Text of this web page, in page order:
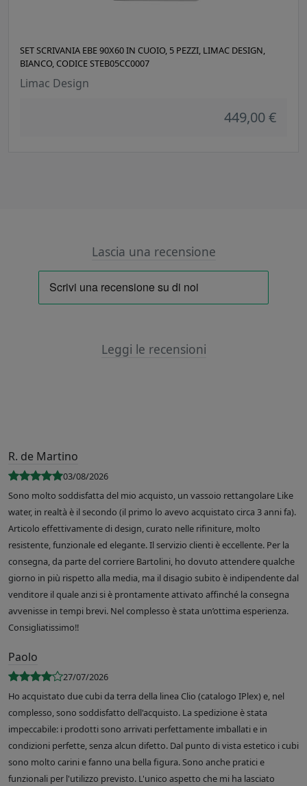
SET SCRIVANIA EBE 90X60 IN CUOIO, 5 PEZZI, LIMAC DESIGN,
BIANCO, CODICE STEB05CC0007
Limac Design
449,00 €
Lascia una recensione
Leggi le recensioni
R. de Martino
03/08/2026
Sono molto soddisfatta del mio acquisto, un vassoio rettangolare Like
water, in realtà è il secondo (il primo lo avevo acquistato circa 3 anni fa).
Articolo effettivamente di design, curato nelle rifiniture, molto
resistente, funzionale ed elegante. Il servizio clienti è eccellente. Per la
consegna, da parte del corriere Bartolini, ho dovuto attendere qualche
giorno in più rispetto alla media, ma il disagio subito è indipendente dal
venditore il quale anzi si è prontamente attivato affinché la consegna
avvenisse in tempi brevi. Nel complesso è stata un’ottima esperienza.
Consigliatissimo!!
Paolo
27/07/2026
Ho acquistato due cubi da terra della linea Clio (catalogo IPlex) e, nel
complesso, sono soddisfatto dell'acquisto. La spedizione è stata
impeccabile: i prodotti sono arrivati perfettamente imballati e in
condizioni perfette, senza alcun difetto. Dal punto di vista estetico i cubi
sono molto carini e fanno una bella figura. Sono anche pratici e
funzionali per l'utilizzo previsto. L'unico aspetto che mi ha lasciato